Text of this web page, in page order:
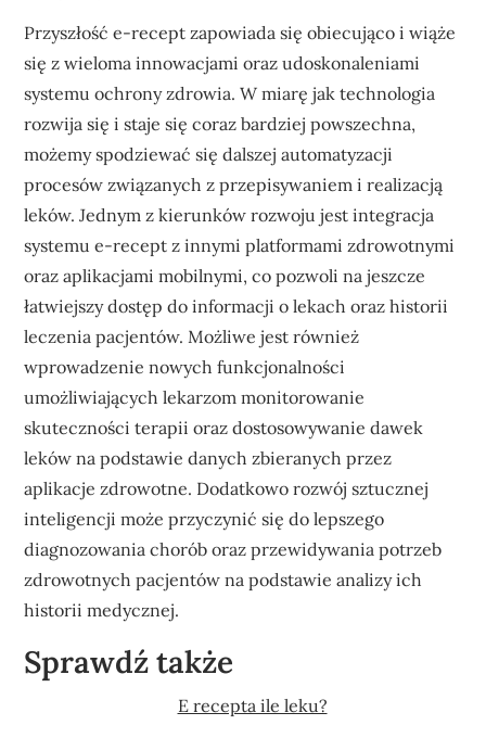
Przyszłość e-recept zapowiada się obiecująco i wiąże
się z wieloma innowacjami oraz udoskonaleniami
systemu ochrony zdrowia. W miarę jak technologia
rozwija się i staje się coraz bardziej powszechna,
możemy spodziewać się dalszej automatyzacji
procesów związanych z przepisywaniem i realizacją
leków. Jednym z kierunków rozwoju jest integracja
systemu e-recept z innymi platformami zdrowotnymi
oraz aplikacjami mobilnymi, co pozwoli na jeszcze
łatwiejszy dostęp do informacji o lekach oraz historii
leczenia pacjentów. Możliwe jest również
wprowadzenie nowych funkcjonalności
umożliwiających lekarzom monitorowanie
skuteczności terapii oraz dostosowywanie dawek
leków na podstawie danych zbieranych przez
aplikacje zdrowotne. Dodatkowo rozwój sztucznej
inteligencji może przyczynić się do lepszego
diagnozowania chorób oraz przewidywania potrzeb
zdrowotnych pacjentów na podstawie analizy ich
historii medycznej.
Sprawdź także
E recepta ile leku?